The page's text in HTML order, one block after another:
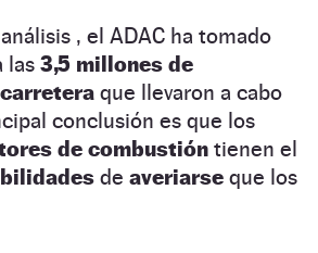
, el ADAC ha tomado
las 3,5 millones de
que llevaron a cabo
conclusión es que los
de combustión tienen el
de averiarse que los